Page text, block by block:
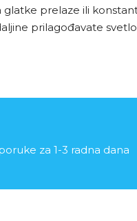
glatke prelaze ili
prilagođavate
za 1-3 radna dana